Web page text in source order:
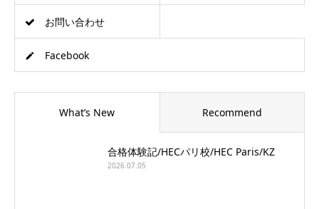
お問い合わせ
Facebook
What’s New Recommend
合格体験記/HECパリ校/HEC Paris/KZ
2026.07.05